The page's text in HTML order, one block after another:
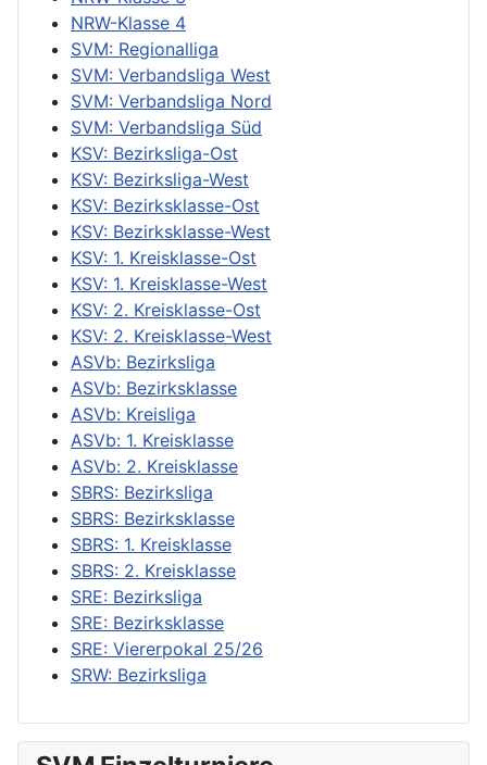
NRW-Klasse 4
SVM: Regionalliga
SVM: Verbandsliga West
SVM: Verbandsliga Nord
SVM: Verbandsliga Süd
KSV: Bezirksliga-Ost
KSV: Bezirksliga-West
KSV: Bezirksklasse-Ost
KSV: Bezirksklasse-West
KSV: 1. Kreisklasse-Ost
KSV: 1. Kreisklasse-West
KSV: 2. Kreisklasse-Ost
KSV: 2. Kreisklasse-West
ASVb: Bezirksliga
ASVb: Bezirksklasse
ASVb: Kreisliga
ASVb: 1. Kreisklasse
ASVb: 2. Kreisklasse
SBRS: Bezirksliga
SBRS: Bezirksklasse
SBRS: 1. Kreisklasse
SBRS: 2. Kreisklasse
SRE: Bezirksliga
SRE: Bezirksklasse
SRE: Viererpokal 25/26
SRW: Bezirksliga